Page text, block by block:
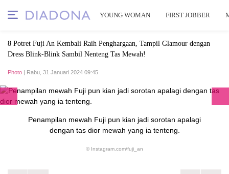
YOUNG WOMAN FIRST JOBBER
8 Potret Fuji An Kembali Raih Penghargaan, Tampil Glamour dengan
Dress Blink-Blink Sambil Nenteng Tas Mewah!
Photo | Rabu, 31 Januari 2024 09:45
Penampilan mewah Fuji pun kian jadi sorotan apalagi
dengan tas dior mewah yang ia tenteng.
© Instagram.com/fuji_an